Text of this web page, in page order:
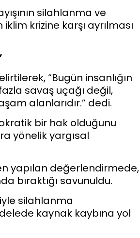
silahlanma ve
krizine karşı ayrılması
“Bugün insanlığın
savaş uçağı değil,
alanlarıdır.” dedi.
bir hak olduğunu
yönelik yargısal
yapılan değerlendirmede,
bıraktığı savunuldu.
silahlanma
kaynak kaybına yol